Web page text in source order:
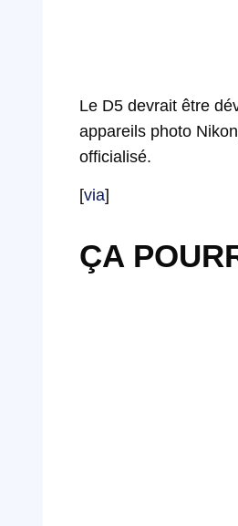
Le D5 devrait être
appareils photo
officialisé.
[via]
ÇA